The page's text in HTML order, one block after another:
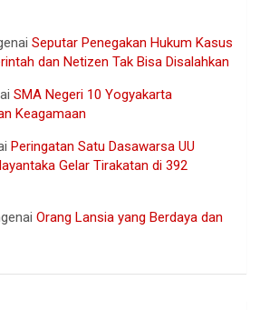
Seputar Penegakan Hukum Kasus
dan Netizen Tak Bisa Disalahkan
SMA Negeri 10 Yogyakarta
Keagamaan
Peringatan Satu Dasawarsa UU
Gelar Tirakatan di 392
Orang Lansia yang Berdaya dan